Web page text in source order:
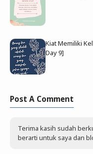
Kiat Memiliki
Day 9]
Post A Comment
Terima kasih sudah
berarti untuk saya dan